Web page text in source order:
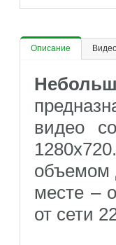
Описание
видео
объемом
месте –
от сети